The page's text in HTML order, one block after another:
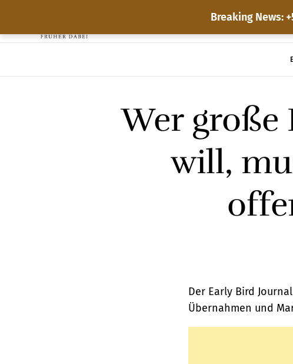
Breaking News:
Wer große
will,
Der Early Bird
Übernahmen und